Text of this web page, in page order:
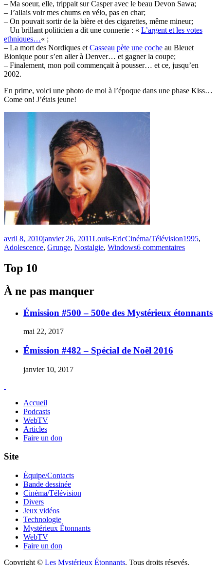
– Ma soeur, elle, trippait sur Casper avec le beau Devon Sawa;
– J’allais voir mes chums en vélo, pas en char;
– On pouvait sortir de la bière et des cigarettes, même mineur;
– Un brillant politicien a dit une connerie : « L’argent et les votes
ethniques…« ;
– La mort des Nordiques et Casseau pète une coche au Bleuet
Bionique pour s’en aller à Denver… et gagner la coupe;
– Finalement, mon poil commençait à pousser… et ce, jusqu’en
2002.
En prime, voici une photo de moi à l’époque dans une phase Kiss…
Come on! J’étais jeune!
Publié
le
avril 8, 2010janvier 26, 2011Louis-EricCatégories
Cinéma/TélévisionÉtiquettes
1995,
Adolescence, Grunge, Nostalgie, Windows6 commentairessur
mois.
Top 10
À ne pas manquer
Émission #500 – 500e des Mystérieux étonnants
mai 22, 2017
Émission #482 – Spécial de Noël 2016
janvier 10, 2017
Accueil
Podcasts
WebTV
Articles
Faire un don
Site
Équipe/Contacts
Bande dessinée
Cinéma/Télévision
Divers
Jeux vidéos
Technologie
Mystérieux Étonnants
WebTV
Faire un don
Copyright © Les Mystérieux Étonnants. Tous droits résevés.